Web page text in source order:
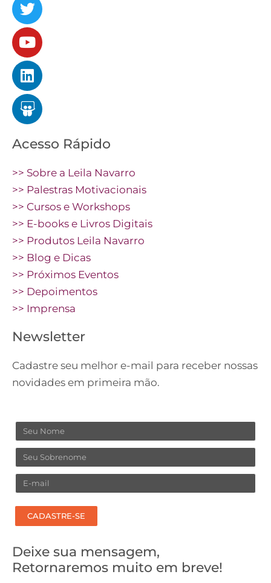
Acesso Rápido
>> Sobre a Leila Navarro
>> Palestras Motivacionais
>> Cursos e Workshops
>> E-books e Livros Digitais
>> Produtos Leila Navarro
>> Blog e Dicas
>> Próximos Eventos
>> Depoimentos
>> Imprensa
Newsletter
Cadastre seu melhor e-mail para receber nossas
novidades em primeira mão.
Nome
Sobrenome
Email
CADASTRE-SE
Deixe sua mensagem,
Retornaremos muito em breve!